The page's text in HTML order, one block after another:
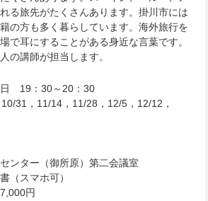
る旅先がたくさんあります。掛川市には
の方も多く暮らしています。海外旅行を
で耳にすることがある身近な言葉です。
の講師が担当します。
日 19：30～20：30
31，11/14，11/28，12/5，12/12，
ンター（御所原）第二会議室
（スマホ可）
円